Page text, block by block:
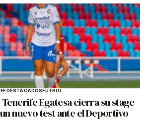
DESTACADOSFÚTBOL
Egatesa cierra su stage
nuevo test ante el Deportivo